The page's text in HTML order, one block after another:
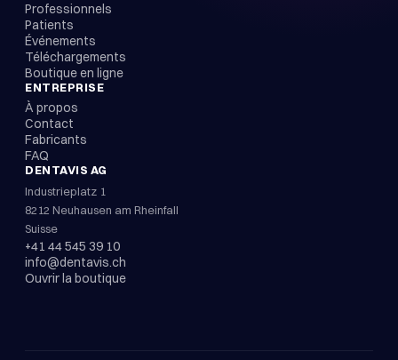
Professionnels
Patients
Événements
Téléchargements
Boutique en ligne
ENTREPRISE
À propos
Contact
Fabricants
FAQ
DENTAVIS AG
Industrieplatz 1
8212 Neuhausen am Rheinfall
Suisse
+41 44 545 39 10
info@dentavis.ch
Ouvrir la boutique